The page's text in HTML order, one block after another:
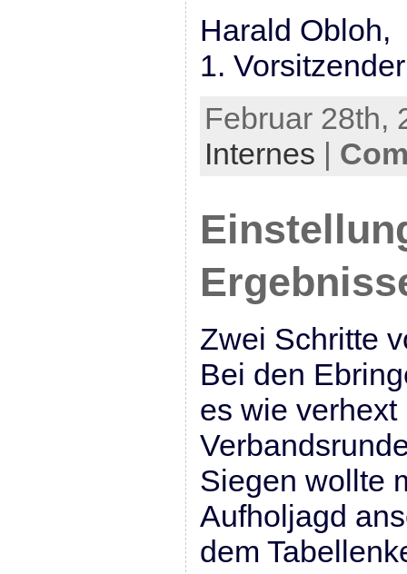
Harald Obloh,
1. Vorsitzender
Februar 28th,
Internes |
Zwei Schritte
Bei den
es wie
Siegen wollte
Aufholjagd
dem